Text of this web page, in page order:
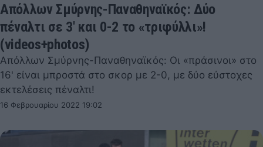
Απόλλων Σμύρνης-Παναθηναϊκός: Δύο
πέναλτι σε 3' και 0-2 το «τριφύλλι»!
(videos+photos)
Απόλλων Σμύρνης-Παναθηναϊκός: Οι «πράσινοι» στο
16' είναι μπροστά στο σκορ με 2-0, με δύο εύστοχες
εκτελέσεις πέναλτι!
16 Φεβρουαρίου 2022 19:02